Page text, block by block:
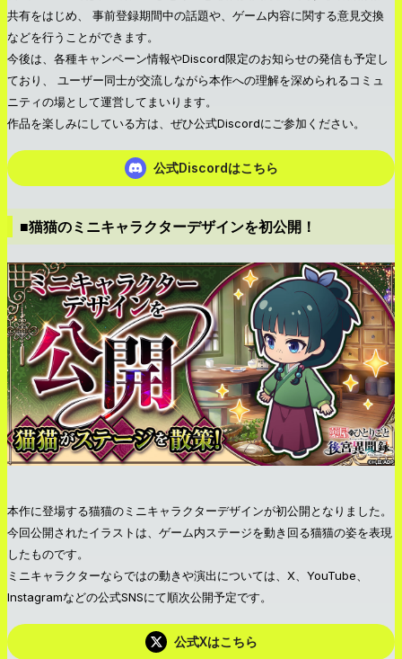
共有をはじめ、 事前登録期間中の話題や、ゲーム内容に関する意見交換
などを行うことができます。
今後は、各種キャンペーン情報やDiscord限定のお知らせの発信も予定し
ており、 ユーザー同士が交流しながら本作への理解を深められるコミュ
ニティの場として運営してまいります。
作品を楽しみにしている方は、ぜひ公式Discordにご参加ください。
公式Discordはこちら
■猫猫のミニキャラクターデザインを初公開！
本作に登場する猫猫のミニキャラクターデザインが初公開となりました。
今回公開されたイラストは、ゲーム内ステージを動き回る猫猫の姿を表現
したものです。
ミニキャラクターならではの動きや演出については、X、YouTube、
Instagramなどの公式SNSにて順次公開予定です。
公式Xはこちら